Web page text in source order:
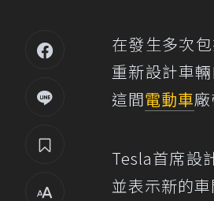
在發生多次
重新設計車
這間電動車
Tesla首席設
並表示新的